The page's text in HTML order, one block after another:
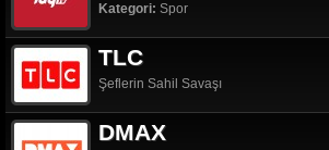
Kategori: Spor
TLC
Şeflerin Sahil Savaşı
DMAX